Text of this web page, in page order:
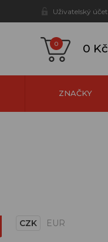
Uživatelský účet
0 0 Kč
ZNAČKY
CZK EUR